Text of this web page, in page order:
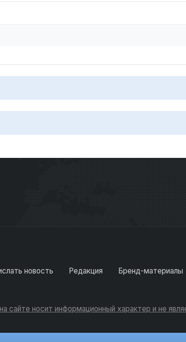
новость Редакция Бренд-материалы
сайте носит информационный характер и не